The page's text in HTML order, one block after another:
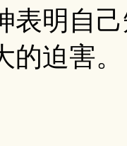
表明自
迫害。